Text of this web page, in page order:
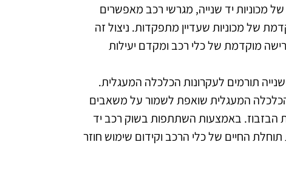
מכוניות יד שנייה, מגרשי רכב מאפשרים
של מכוניות שעדיין מתפקדות. ניצול זה
מוקדמת של כלי רכב ומקדם יעילות
תורמים לעקרונות הכלכלה המעגלית.
המעגלית שואפת לשמור על משאבים
באמצעות השתתפות בשוק רכב יד
החיים של כלי הרכב וקידום שימוש חוזר